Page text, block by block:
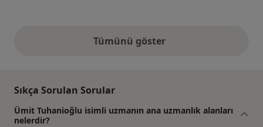
Tümünü gösteryukarıdaki görüşler
Sıkça Sorulan Sorular
Ümit Tuhanioğlu isimli uzmanın ana uzmanlık alanları
nelerdir?